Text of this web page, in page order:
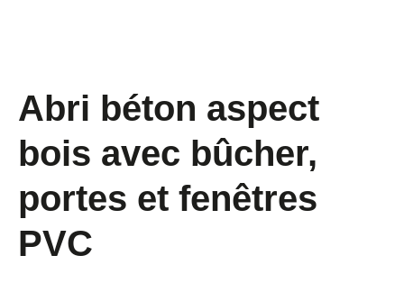
Abri béton aspect
bois avec bûcher,
portes et fenêtres
PVC